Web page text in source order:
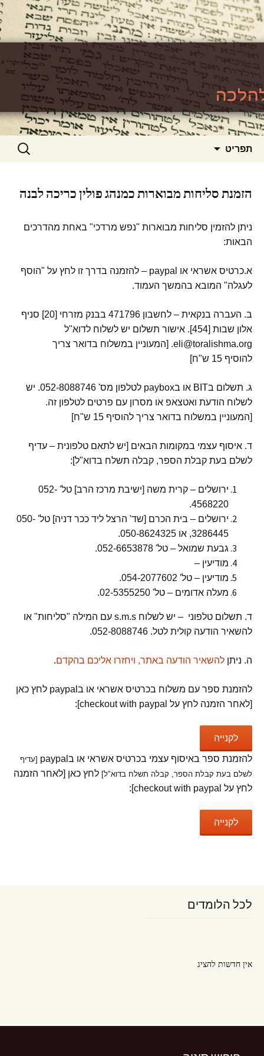
https://www.toralishma.org
האתר ללימוד סוגיות גמרא להלכה
תפריט חיפוש:
הזמנת סליחות מבוארות כמנהג פולין כריכה לבנה
ניתן להזמין סליחות מבוארות "נפש מרדכי" באחת מהדרכים
הבאות:
א.כרטיס אשראי או paypal – להזמנה בדרך זו לחץ על "הוסף
לעגלה" המובא בהמשך העמוד.
ב. העברה בנקאית – לחשבון 471796 בבנק מזרחי [20] סניף
אלון שבות [454]. אישור תשלום יש לשלוח לדוא"ל
eli@toralishma.org. [המעוניין במשלוח בדואר צריך
להוסיף 15 ש"ח]
ג. תשלום בBIT או בpaybox לטלפון מס' 052-8088746. יש
לשלוח הודעת ואטצאפ או מסרון עם פרטים לטלפון זה.
[המעוניין במשלוח בדואר צריך להוסיף 15 ש"ח]
ד. איסוף עצמי במקומות הבאים [יש לתאם טלפונית – עדיף
לשלם בעת קבלת הספר, קבלה תשלח בדוא"ל]:
ירושלים – קרית משה [ישיבת מרכז הרב] טל' 052-
4568220.
ירושלים – בית הכרם [שד' הרצל ליד ככר דניה] טל' 050-
3286445, או 050-8624325.
גבעת שמואל – טל' 052-6653878.
מודיעין –
מודיעין – טל' 054-2077602.
מעלה אדומים – טל' 02-5355250.
ד. תשלום טלפוני – יש לשלוח s.m.s עם המילה "סליחות" או
להשאיר הודעה קולית לטל. 052-8088746.
ה. ניתן להשאיר הודעה באתר, ויחזרו אליכם בהקדם.
להזמנת ספר עם משלוח בכרטיס אשראי או בpaypal לחץ כאן
[לאחר הזמנה לחץ על checkout with paypal]:
להזמנת ספר באיסוף עצמי בכרטיס אשראי או בpaypal
[עדיף
לשלם בעת קבלת הספר, קבלה תשלח בדוא"ל] לחץ כאן [לאחר הזמנה
לחץ על checkout with paypal]:
לכל הלומדים
אין חדשות להציג